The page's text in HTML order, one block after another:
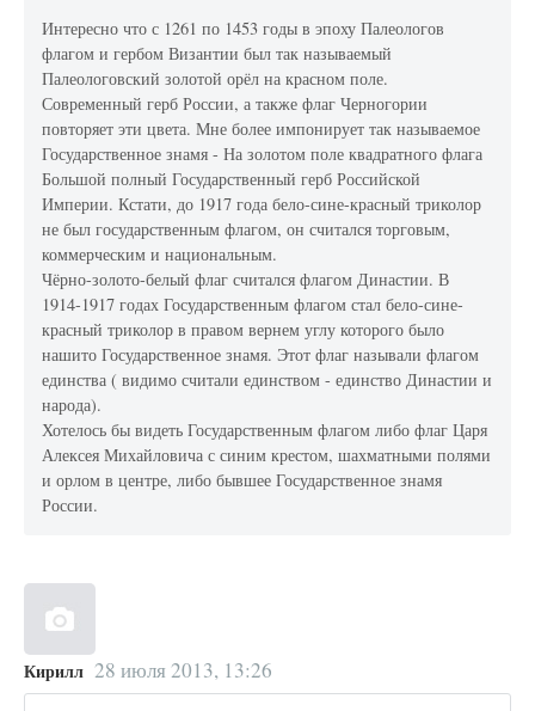
Интересно что с 1261 по 1453 годы в эпоху Палеологов
флагом и гербом Византии был так называемый
Палеологовский золотой орёл на красном поле.
Современный герб России, а также флаг Черногории
повторяет эти цвета. Мне более импонирует так называемое
Государственное знамя - На золотом поле квадратного флага
Большой полный Государственный герб Российской
Империи. Кстати, до 1917 года бело-сине-красный триколор
не был государственным флагом, он считался торговым,
коммерческим и национальным.
Чёрно-золото-белый флаг считался флагом Династии. В
1914-1917 годах Государственным флагом стал бело-сине-
красный триколор в правом вернем углу которого было
нашито Государственное знамя. Этот флаг называли флагом
единства ( видимо считали единством - единство Династии и
народа).
Хотелось бы видеть Государственным флагом либо флаг Царя
Алексея Михайловича с синим крестом, шахматными полями
и орлом в центре, либо бывшее Государственное знамя
России.
Кирилл 28 июля 2013, 13:26